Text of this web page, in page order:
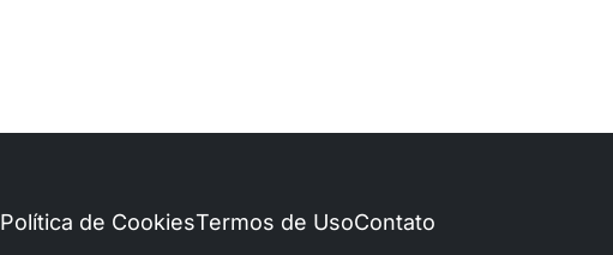
Política de CookiesTermos de UsoContato